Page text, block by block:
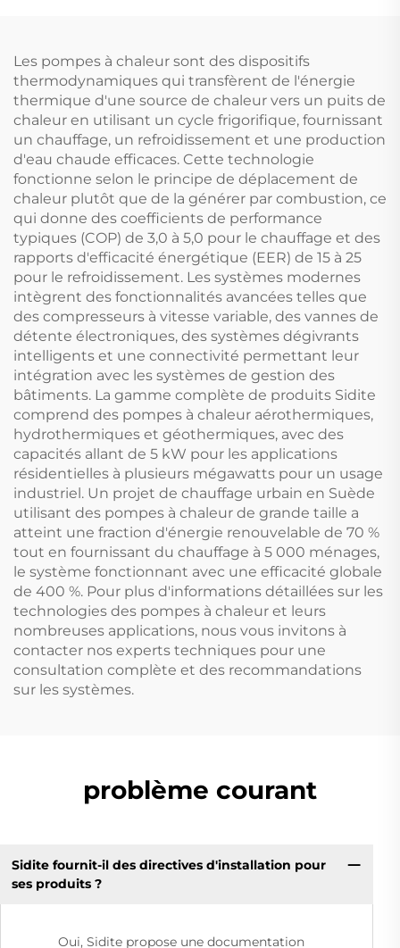
chauffe-eau SFB/SFC
Les pompes à chaleur sont des dispositifs
thermodynamiques qui transfèrent de l'énergie
thermique d'une source de chaleur vers un puits de
chaleur en utilisant un cycle frigorifique, fournissant
un chauffage, un refroidissement et une production
d'eau chaude efficaces. Cette technologie
fonctionne selon le principe de déplacement de
chaleur plutôt que de la générer par combustion, ce
qui donne des coefficients de performance
typiques (COP) de 3,0 à 5,0 pour le chauffage et des
rapports d'efficacité énergétique (EER) de 15 à 25
pour le refroidissement. Les systèmes modernes
intègrent des fonctionnalités avancées telles que
des compresseurs à vitesse variable, des vannes de
détente électroniques, des systèmes dégivrants
intelligents et une connectivité permettant leur
intégration avec les systèmes de gestion des
bâtiments. La gamme complète de produits Sidite
comprend des pompes à chaleur aérothermiques,
hydrothermiques et géothermiques, avec des
capacités allant de 5 kW pour les applications
résidentielles à plusieurs mégawatts pour un usage
industriel. Un projet de chauffage urbain en Suède
utilisant des pompes à chaleur de grande taille a
atteint une fraction d'énergie renouvelable de 70 %
tout en fournissant du chauffage à 5 000 ménages,
le système fonctionnant avec une efficacité globale
de 400 %. Pour plus d'informations détaillées sur les
technologies des pompes à chaleur et leurs
nombreuses applications, nous vous invitons à
contacter nos experts techniques pour une
consultation complète et des recommandations
sur les systèmes.
problème courant
Sidite fournit-il des directives d'installation pour
ses produits ?
Oui, Sidite propose une documentation